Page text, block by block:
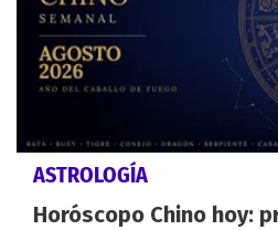
ASTROLOGÍA
Horóscopo Chino hoy: